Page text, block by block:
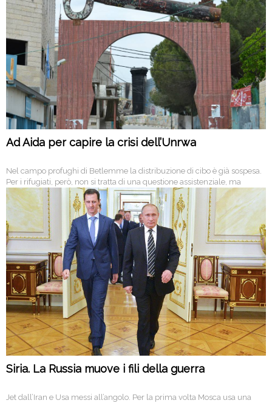
Ad Aida per capire la crisi dell’Unrwa
Nel campo profughi di Betlemme la distribuzione di cibo è già sospesa.
Per i rifugiati, però, non si tratta di una questione assistenziale, ma
politica: tagliare i fondi all’agenzia Onu significa negare l’esistenza stessa
dei rifugiati
Siria. La Russia muove i fili della guerra
Jet dall’Iran e Usa messi all’angolo. Per la prima volta Mosca usa una